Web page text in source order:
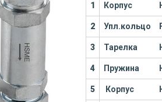
1 Корпус
2 Упл.кольцо
3 Тарелка
4 Пружина
5 Корпус